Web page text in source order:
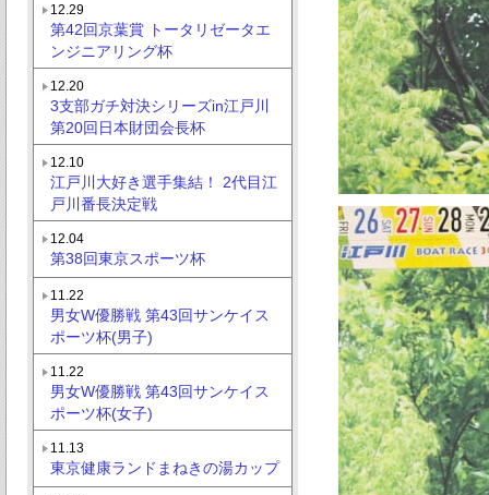
12.29
第42回京葉賞 トータリゼータエ
ンジニアリング杯
12.20
3支部ガチ対決シリーズin江戸川
第20回日本財団会長杯
12.10
江戸川大好き選手集結！ 2代目江
戸川番長決定戦
12.04
第38回東京スポーツ杯
11.22
男女W優勝戦 第43回サンケイス
ポーツ杯(男子)
11.22
男女W優勝戦 第43回サンケイス
ポーツ杯(女子)
11.13
東京健康ランドまねきの湯カップ